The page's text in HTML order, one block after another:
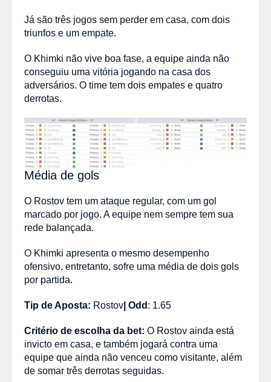
Já são três jogos sem perder em casa, com dois
triunfos e um empate.
O Khimki não vive boa fase, a equipe ainda não
conseguiu uma vitória jogando na casa dos
adversários. O time tem dois empates e quatro
derrotas.
Média de gols
O Rostov tem um ataque regular, com um gol
marcado por jogo. A equipe nem sempre tem sua
rede balançada.
O Khimki apresenta o mesmo desempenho
ofensivo, entretanto, sofre uma média de dois gols
por partida.
Tip de Aposta: Rostov Odd : 1.65
Critério de escolha da bet: O Rostov ainda está
invicto em casa, e também jogará contra uma
equipe que ainda não venceu como visitante, além
de somar três derrotas seguidas.